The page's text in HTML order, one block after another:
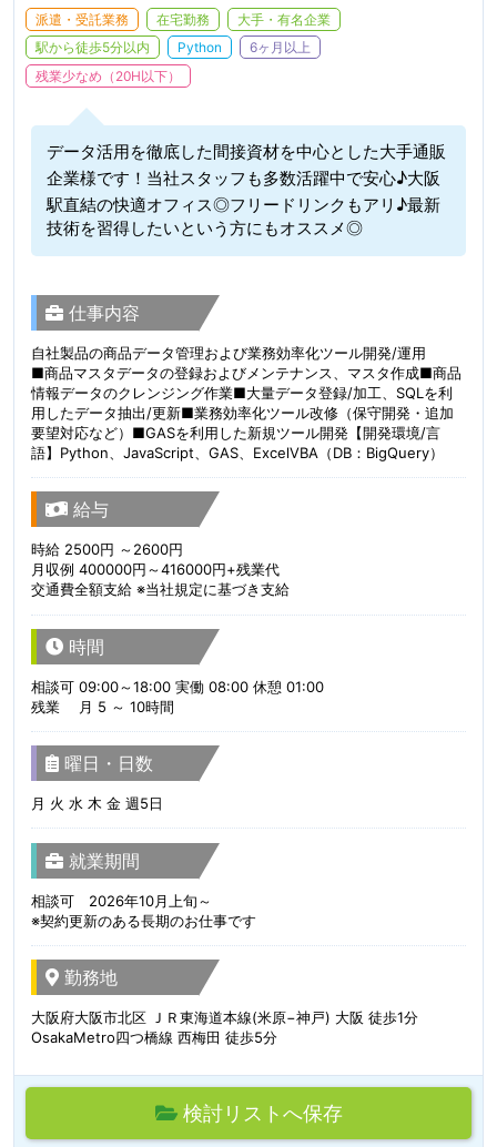
派遣・受託業務 在宅勤務
大手・有名企業
駅から徒歩5分以内
Python
6ヶ月以上
残業少なめ（20H以下）
データ活用を徹底した間接資材を中心とした大手通販
企業様です！当社スタッフも多数活躍中で安心♪大阪
駅直結の快適オフィス◎フリードリンクもアリ♪最新
技術を習得したいという方にもオススメ◎
仕事内容
自社製品の商品データ管理および業務効率化ツール開発/運用
■商品マスタデータの登録およびメンテナンス、マスタ作成■商品
情報データのクレンジング作業■大量データ登録/加工、SQLを利
用したデータ抽出/更新■業務効率化ツール改修（保守開発・追加
要望対応など）■GASを利用した新規ツール開発【開発環境/言
語】Python、JavaScript、GAS、ExcelVBA（DB：BigQuery）
給与
時給 2500円 ～2600円
月収例 400000円～416000円+残業代
交通費全額支給 ※当社規定に基づき支給
時間
相談可 09:00～18:00 実働 08:00 休憩 01:00
残業 月 5 ～ 10時間
曜日・日数
月 火 水 木 金 週5日
就業期間
相談可 2026年10月上旬～
※契約更新のある長期のお仕事です
勤務地
大阪府大阪市北区 ＪＲ東海道本線(米原−神戸) 大阪 徒歩1分
OsakaMetro四つ橋線 西梅田 徒歩5分
検討リストへ保存